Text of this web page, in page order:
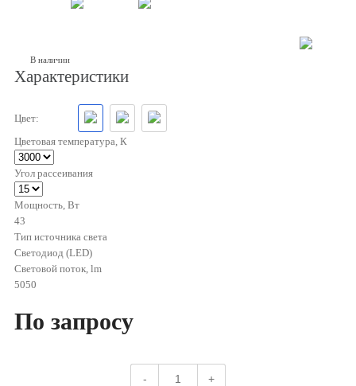
В наличии
Характеристики
Цвет:
Цветовая температура, К
Угол рассеивания
Мощность, Вт
43
Тип источника света
Светодиод (LED)
Световой поток, lm
5050
По запросу
- +